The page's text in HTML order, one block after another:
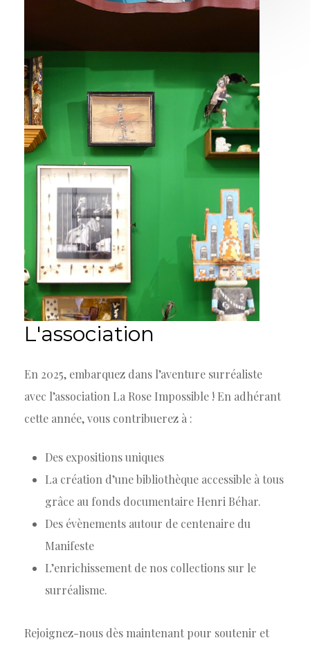
L'association
En 2025, embarquez dans l’aventure surréaliste
avec l’association La Rose Impossible ! En adhérant
cette année, vous contribuerez à :
Des expositions uniques
La création d’une bibliothèque accessible à tous
grâce au fonds documentaire Henri Béhar.
Des évènements autour de centenaire du
Manifeste
L’enrichissement de nos collections sur le
surréalisme.
Rejoignez-nous dès maintenant pour soutenir et